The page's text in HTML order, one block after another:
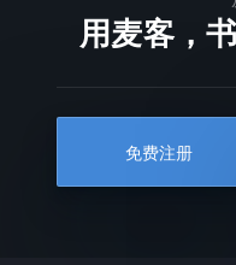
用麦客，
免费注册